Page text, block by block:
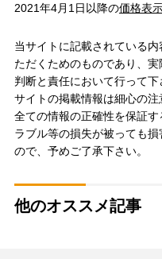
2021年4月1日以降の価格表
当サイトに記載されている
ただくためのものであり、
判断と責任において行って
サイトの掲載情報は細心の
全ての情報の正確性を保証
ラブル等の損失が被っても
ので、予めご了承下さい。
他のオススメ記事